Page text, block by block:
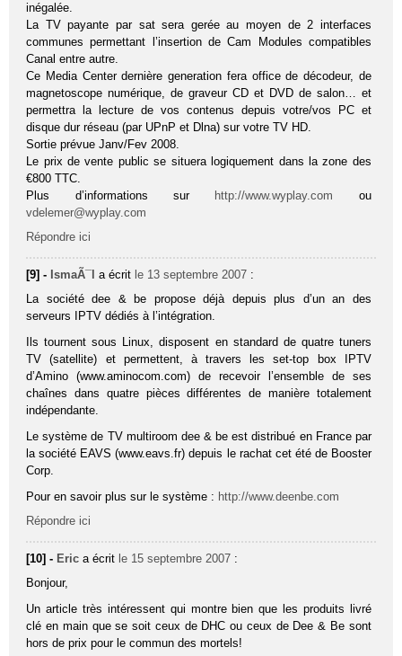
inégalée.
La TV payante par sat sera gerée au moyen de 2 interfaces
communes permettant l’insertion de Cam Modules compatibles
Canal entre autre.
Ce Media Center dernière generation fera office de décodeur, de
magnetoscope numérique, de graveur CD et DVD de salon… et
permettra la lecture de vos contenus depuis votre/vos PC et
disque dur réseau (par UPnP et Dlna) sur votre TV HD.
Sortie prévue Janv/Fev 2008.
Le prix de vente public se situera logiquement dans la zone des
€800 TTC.
Plus d’informations sur
http://www.wyplay.com ou
vdelemer@wyplay.com
Répondre ici
[9] - IsmaÃ¯l a écrit le 13 septembre 2007 :
La société dee & be propose déjà depuis plus d’un an des
serveurs IPTV dédiés à l’intégration.
Ils tournent sous Linux, disposent en standard de quatre tuners
TV (satellite) et permettent, à travers les set-top box IPTV
d’Amino (www.aminocom.com) de recevoir l’ensemble de ses
chaînes dans quatre pièces différentes de manière totalement
indépendante.
Le système de TV multiroom dee & be est distribué en France par
la société EAVS (www.eavs.fr) depuis le rachat cet été de Booster
Corp.
Pour en savoir plus sur le système : http://www.deenbe.com
Répondre ici
[10] - Eric a écrit le 15 septembre 2007 :
Bonjour,
Un article très intéressent qui montre bien que les produits livré
clé en main que se soit ceux de DHC ou ceux de Dee & Be sont
hors de prix pour le commun des mortels!